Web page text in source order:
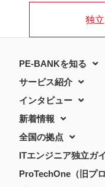
独
PE-BANKを知る
サービス紹介
インタビュー
新着情報
全国の拠点
ITエンジニア独立ガ
ProTechOne（旧プ